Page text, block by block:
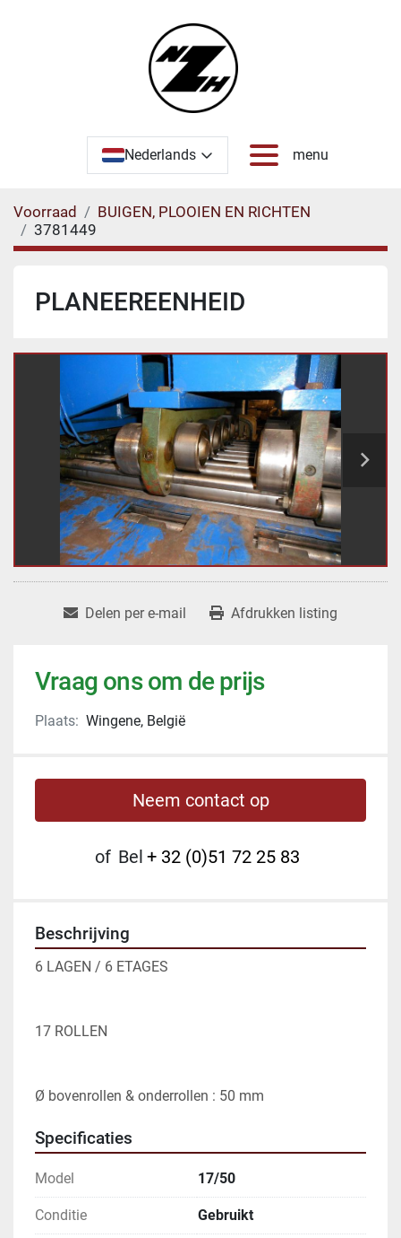
Nederlands menu
Voorraad
BUIGEN, PLOOIEN EN RICHTEN
3781449
PLANEEREENHEID
Delen per e-mail Afdrukken listing
Vraag ons om de prijs
Plaats: Wingene, België
Neem contact op
of Bel + 32 (0)51 72 25 83
Beschrijving
6 LAGEN / 6 ETAGES
17 ROLLEN
Ø bovenrollen & onderrollen : 50 mm
Specificaties
Model 17/50
Conditie Gebruikt